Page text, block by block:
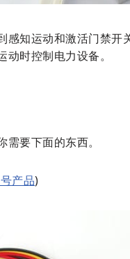
感知运动和激活门禁
时控制电力设备。
要下面的东西。
产品)